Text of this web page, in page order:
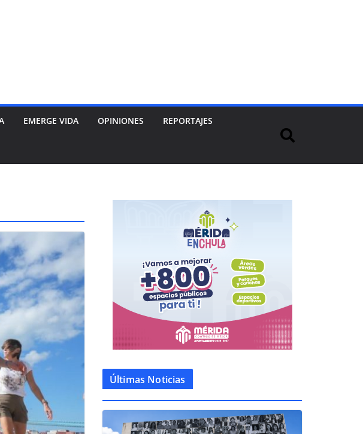
EMERGE VIDA OPINIONES REPORTAJES
Últimas Noticias